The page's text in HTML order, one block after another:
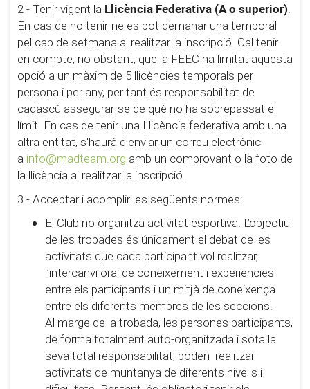
2 - Tenir vigent la Llicència Federativa (A o superior).
En cas de no tenir-ne es pot demanar una temporal
pel cap de setmana al realitzar la inscripció. Cal tenir
en compte, no obstant, que la FEEC ha limitat aquesta
opció a un màxim de 5 llicències temporals per
persona i per any, per tant és responsabilitat de
cadascú assegurar-se de què no ha sobrepassat el
límit. En cas de tenir una Llicència federativa amb una
altra entitat, s'haurà d'enviar un correu electrònic
a info@madteam.org amb un comprovant o la foto de
la llicència al realitzar la inscripció.
3 - Acceptar i acomplir les següents normes:
El Club no organitza activitat esportiva. L’objectiu
de les trobades és únicament el debat de les
activitats que cada participant vol realitzar,
l’intercanvi oral de coneixement i experiències
entre els participants i un mitjà de coneixença
entre els diferents membres de les seccions.
Al marge de la trobada, les persones participants,
de forma totalment auto-organitzada i sota la
seva total responsabilitat, poden realitzar
activitats de muntanya de diferents nivells i